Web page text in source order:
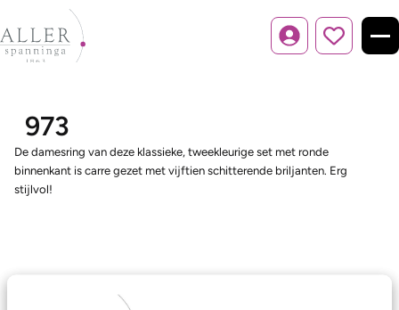
Inloggen
973
De damesring van deze klassieke, tweekleurige set met ronde
binnenkant is carre gezet met vijftien schitterende briljanten. Erg
stijlvol!